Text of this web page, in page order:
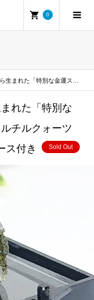
0
ヒマラヤ・ルチルクォーツ原石置物【3】※クリアケース付き
れた「特別な
チルクォーツ
ス付き
Sold Out